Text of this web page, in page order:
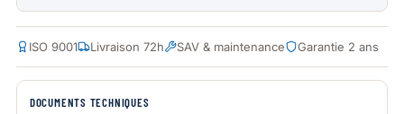
ISO 9001 Livraison 72h SAV & maintenance Garantie 2 ans
DOCUMENTS TECHNIQUES